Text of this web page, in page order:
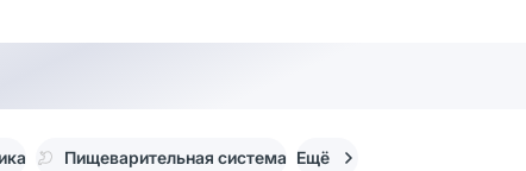
Пищеварительная система Ещё